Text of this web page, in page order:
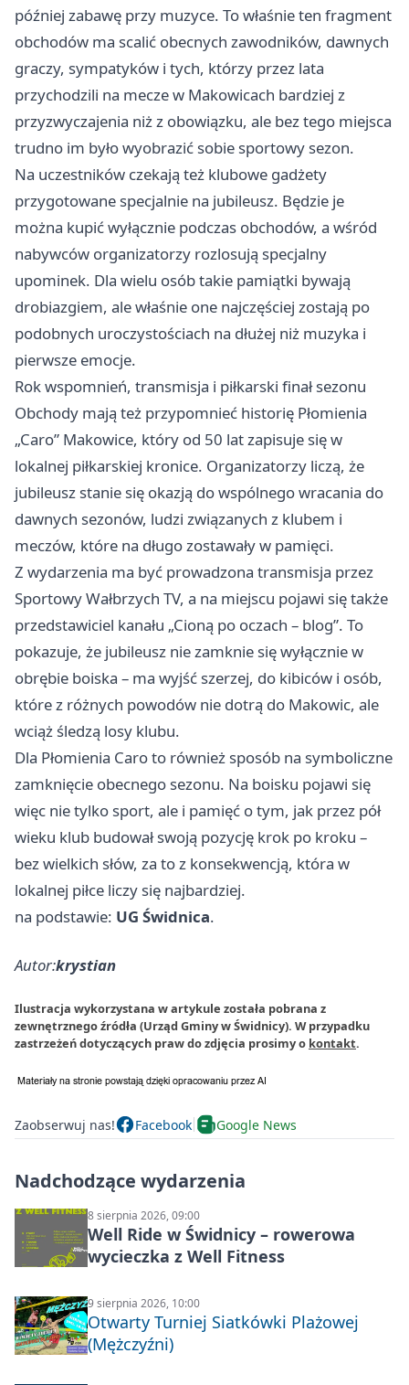
później zabawę przy muzyce. To właśnie ten fragment
obchodów ma scalić obecnych zawodników, dawnych
graczy, sympatyków i tych, którzy przez lata
przychodzili na mecze w Makowicach bardziej z
przyzwyczajenia niż z obowiązku, ale bez tego miejsca
trudno im było wyobrazić sobie sportowy sezon.
Na uczestników czekają też klubowe gadżety
przygotowane specjalnie na jubileusz. Będzie je
można kupić wyłącznie podczas obchodów, a wśród
nabywców organizatorzy rozlosują specjalny
upominek. Dla wielu osób takie pamiątki bywają
drobiazgiem, ale właśnie one najczęściej zostają po
podobnych uroczystościach na dłużej niż muzyka i
pierwsze emocje.
Rok wspomnień, transmisja i piłkarski finał sezonu
Obchody mają też przypomnieć historię Płomienia
„Caro” Makowice, który od 50 lat zapisuje się w
lokalnej piłkarskiej kronice. Organizatorzy liczą, że
jubileusz stanie się okazją do wspólnego wracania do
dawnych sezonów, ludzi związanych z klubem i
meczów, które na długo zostawały w pamięci.
Z wydarzenia ma być prowadzona transmisja przez
SportowyWałbrzych TV, a na miejscu pojawi się także
przedstawiciel kanału „Cioną po oczach – blog”. To
pokazuje, że jubileusz nie zamknie się wyłącznie w
obrębie boiska – ma wyjść szerzej, do kibiców i osób,
które z różnych powodów nie dotrą do Makowic, ale
wciąż śledzą losy klubu.
Dla Płomienia Caro to również sposób na symboliczne
zamknięcie obecnego sezonu. Na boisku pojawi się
więc nie tylko sport, ale i pamięć o tym, jak przez pół
wieku klub budował swoją pozycję krok po kroku –
bez wielkich słów, za to z konsekwencją, która w
lokalnej piłce liczy się najbardziej.
na podstawie: UG Świdnica.
Autor:krystian
Ilustracja wykorzystana w artykule została pobrana z
zewnętrznego źródła (Urząd Gminy w Świdnicy). W przypadku
zastrzeżeń dotyczących praw do zdjęcia prosimy o kontakt.
Zaobserwuj nas! Facebook Google News
Nadchodzące wydarzenia
8 sierpnia 2026, 09:00
Well Ride w Świdnicy – rowerowa
wycieczka z Well Fitness
9 sierpnia 2026, 10:00
Otwarty Turniej Siatkówki Plażowej
(Mężczyźni)